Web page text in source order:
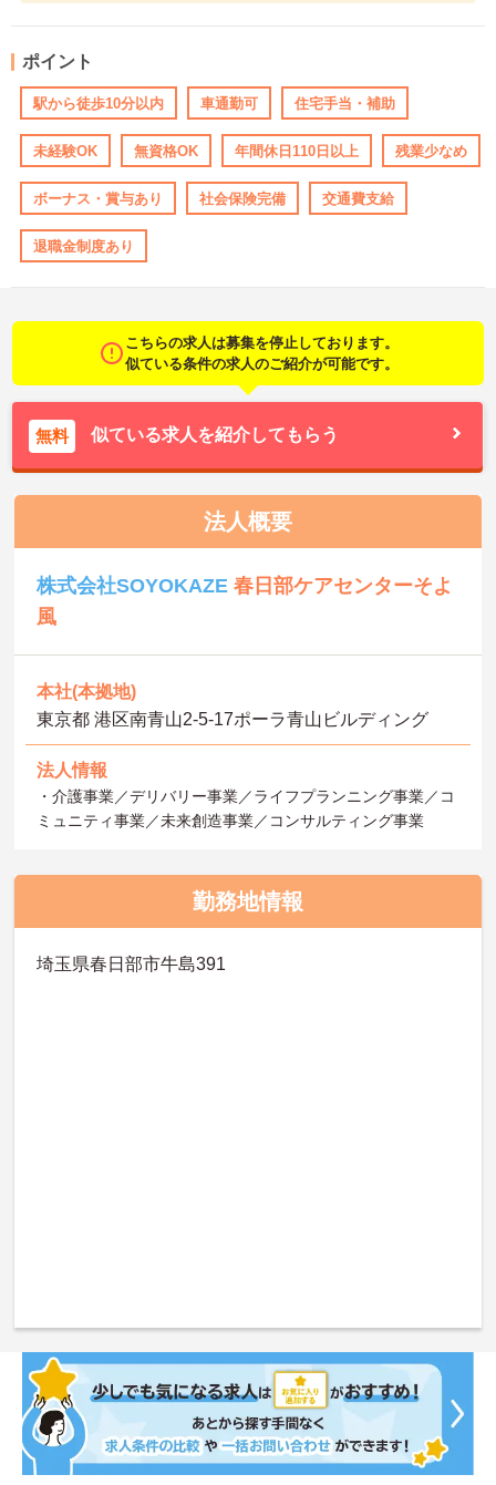
ポイント
駅から徒歩10分以内 車通勤可 住宅手当・補助
未経験OK 無資格OK 年間休日110日以上 残業少なめ
ボーナス・賞与あり 社会保険完備 交通費支給
退職金制度あり
こちらの求人は募集を停止しております。
似ている条件の求人のご紹介が可能です。
無料 似ている求人を紹介してもらう
法人概要
株式会社SOYOKAZE春日部ケアセンターそよ
風
本社(本拠地)
東京都 港区南青山2‐5‐17ポーラ青山ビルディング
法人情報
・介護事業／デリバリー事業／ライフプランニング事業／コ
ミュニティ事業／未来創造事業／コンサルティング事業
勤務地情報
埼玉県春日部市牛島391